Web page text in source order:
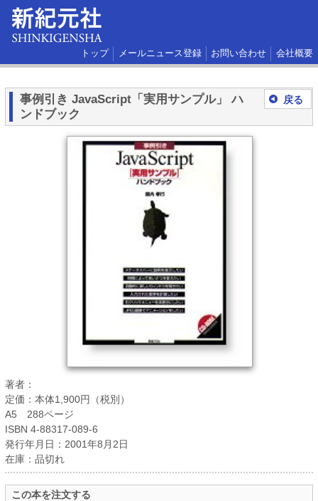
トップ メールニュース登録 お問い合わせ 会社概要
戻る
事例引き JavaScript「実用サンプル」 ハ
ンドブック
著者：
定価：本体1,900円（税別）
A5 288ページ
ISBN 4-88317-089-6
発行年月日：2001年8月2日
在庫：品切れ
この本を注文する